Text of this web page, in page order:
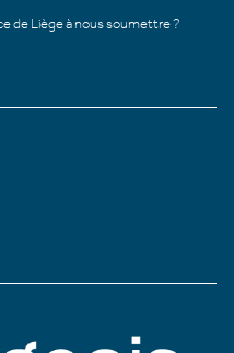
de Liège à nous soumettre ?